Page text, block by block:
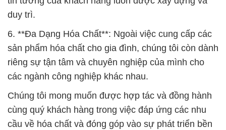
duy trì.
6. **Đa Dạng Hóa Chất**: Ngoài việc cung cấp các
sản phẩm hóa chất cho gia đình, chúng tôi còn dành
riêng sự tận tâm và chuyên nghiệp của mình cho
các ngành công nghiệp khác nhau.
Chúng tôi mong muốn được hợp tác và đồng hành
cùng quý khách hàng trong việc đáp ứng các nhu
cầu về hóa chất và đóng góp vào sự phát triển bền